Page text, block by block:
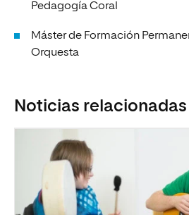
Pedagogía Coral
Máster de Formación
Orquesta
Noticias relacionadas